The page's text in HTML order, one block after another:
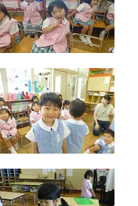
072-793-5381
月~金 10:00-18:00